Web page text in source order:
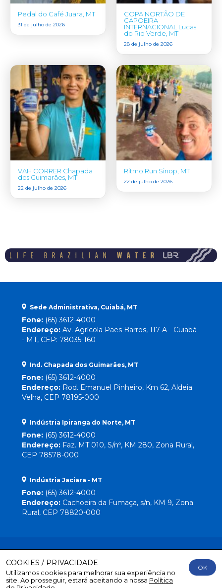
Pedal do Café Juara, MT
31 de julho de 2026
COPA NORTÃO DE
CAPOEIRA
INTERNACIONAL Lucas
do Rio Verde, MT
28 de julho de 2026
VAH CORRER Chapada
dos Guimarães, MT
22 de julho de 2026
Ritmo Run Sinop, MT
22 de julho de 2026
Sede Administrativa, Cuiabá, MT
Fone: (65) 3612-4000
Endereço: Av. Agrícola Paes Barros, 117 A - Cuiabá
- MT, CEP: 78035-160
Ind. Chapada dos Guimarães, MT
Fone: (65) 3612-4000
Endereço: Rod. Emanuel Pinheiro, Km 62, Aldeia
Velha, CEP 78195-000
Indústria Ipiranga do Norte, MT
Fone: (65) 3612-4000
Endereço: Faz. MT 010, S/nº, KM 280, Zona Rural,
CEP 78578-000
Indústria Jaciara - MT
Fone: (65) 3612-4000
Endereço: Cachoeira da Fumaça, s/n, KM 9, Zona
Rural, CEP 78820-000
Direitos Reservados© 2026 Lebrinha |By Mr. Wolf
COOKIES / PRIVACIDADE
Utilizamos cookies para melhorar sua experiência no
site. Ao prosseguir, estará aceitando a nossa Política
OK